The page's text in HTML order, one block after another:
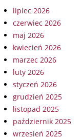
lipiec 2026
czerwiec 2026
maj 2026
kwiecień 2026
marzec 2026
luty 2026
styczeń 2026
grudzień 2025
listopad 2025
październik 2025
wrzesień 2025